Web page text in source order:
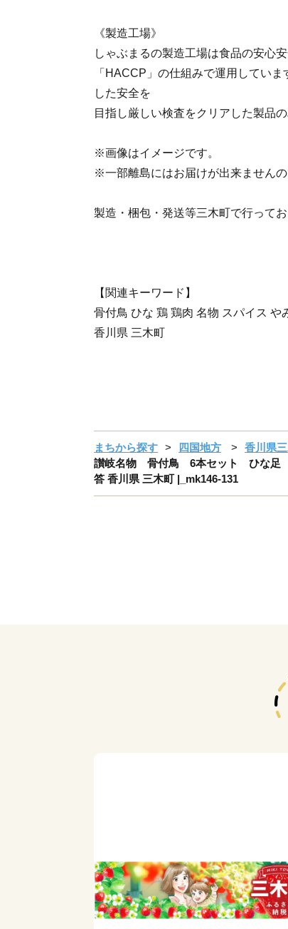
《製造工場》
しゃぶまるの製造工場は食品の安心
「HACCP」の仕組みで運用してい
した安全を
目指し厳しい検査をクリアした製品
※画像はイメージです。
※一部離島にはお届けが出来ませんの
製造・梱包・発送等三木町で行ってお
【関連キーワード】
骨付鳥 ひな 鶏 鶏肉 名物 スパイス
香川県 三木町
まちから探す 四国地方 香川県
讃岐名物 骨付鳥 6本セット ひな足 調
答 香川県 三木町 |_mk146-131